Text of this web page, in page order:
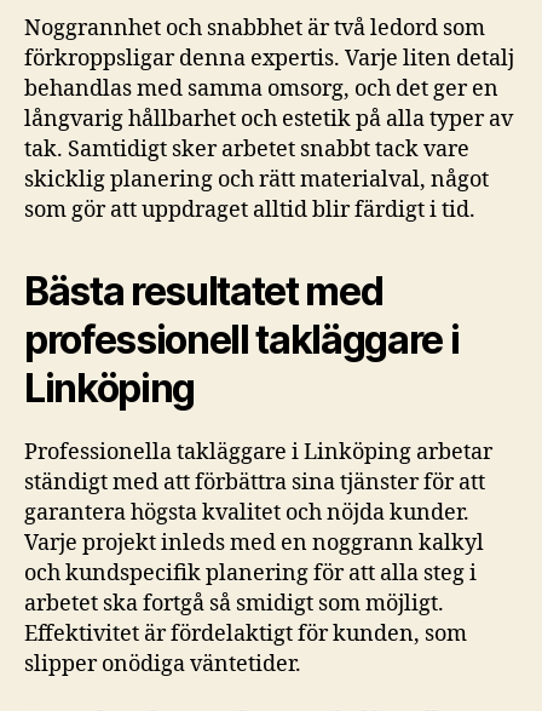
Noggrannhet och snabbhet är två ledord som
förkroppsligar denna expertis. Varje liten detalj
behandlas med samma omsorg, och det ger en
långvarig hållbarhet och estetik på alla typer av
tak. Samtidigt sker arbetet snabbt tack vare
skicklig planering och rätt materialval, något
som gör att uppdraget alltid blir färdigt i tid.
Bästa resultatet med
professionell takläggare i
Linköping
Professionella takläggare i Linköping arbetar
ständigt med att förbättra sina tjänster för att
garantera högsta kvalitet och nöjda kunder.
Varje projekt inleds med en noggrann kalkyl
och kundspecifik planering för att alla steg i
arbetet ska fortgå så smidigt som möjligt.
Effektivitet är fördelaktigt för kunden, som
slipper onödiga väntetider.